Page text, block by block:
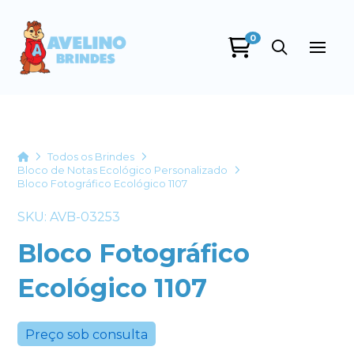
0
HomeTodos os Brindes
Bloco de Notas Ecológico Personalizado
Bloco Fotográfico Ecológico 1107
SKU: AVB-03253
Bloco Fotográfico
Ecológico 1107
Preço sob consulta
+55